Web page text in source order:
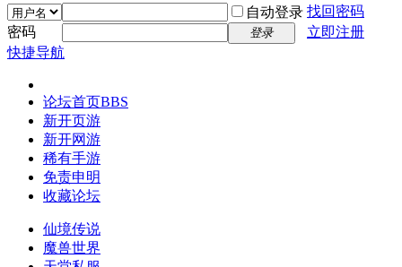
自动登录 找回密码
密码
登录
立即注册
快捷导航
论坛首页BBS
新开页游
新开网游
稀有手游
免责申明
收藏论坛
仙境传说
魔兽世界